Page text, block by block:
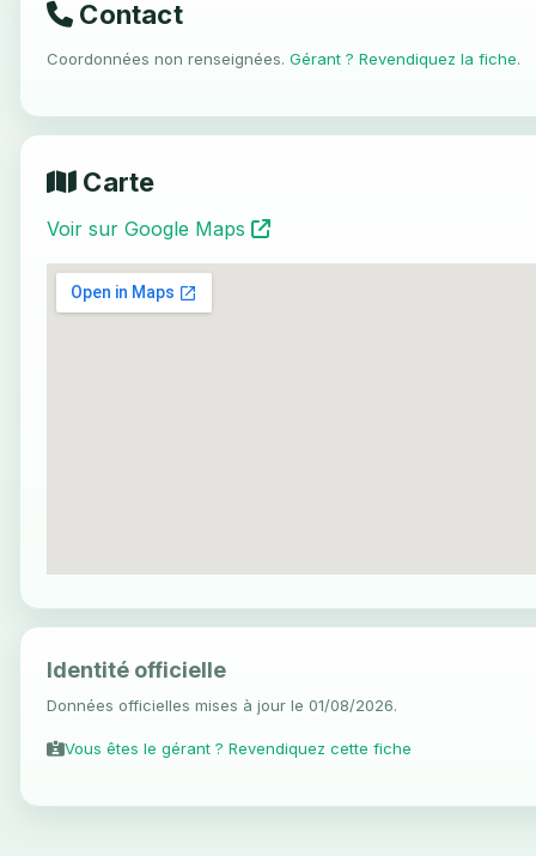
Contact
Coordonnées non renseignées. Gérant ? Revendiquez la fiche.
Carte
Voir sur Google Maps
Identité officielle
Données officielles mises à jour le 01/08/2026.
Vous êtes le gérant ? Revendiquez cette fiche